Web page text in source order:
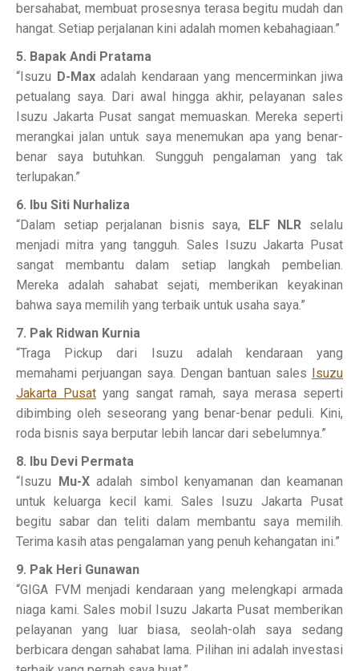
bersahabat, membuat prosesnya terasa begitu mudah dan
hangat. Setiap perjalanan kini adalah momen kebahagiaan.”
5. Bapak Andi Pratama
“Isuzu D-Maxadalah kendaraan yang mencerminkan jiwa
petualang saya. Dari awal hingga akhir, pelayanan sales
Isuzu Jakarta Pusat sangat memuaskan. Mereka seperti
merangkai jalan untuk saya menemukan apa yang benar-
benar saya butuhkan. Sungguh pengalaman yang tak
terlupakan.”
6. Ibu Siti Nurhaliza
“Dalam setiap perjalanan bisnis saya, ELF NLR selalu
menjadi mitra yang tangguh. Sales Isuzu Jakarta Pusat
sangat membantu dalam setiap langkah pembelian.
Mereka adalah sahabat sejati, memberikan keyakinan
bahwa saya memilih yang terbaik untuk usaha saya.”
7. Pak Ridwan Kurnia
“Traga Pickup dari Isuzu adalah kendaraan yang
memahami perjuangan saya. Dengan bantuan sales Isuzu
Jakarta Pusat yang sangat ramah, saya merasa seperti
dibimbing oleh seseorang yang benar-benar peduli. Kini,
roda bisnis saya berputar lebih lancar dari sebelumnya.”
8. Ibu Devi Permata
“Isuzu Mu-Xadalah simbol kenyamanan dan keamanan
untuk keluarga kecil kami. Sales Isuzu Jakarta Pusat
begitu sabar dan teliti dalam membantu saya memilih.
Terima kasih atas pengalaman yang penuh kehangatan ini.”
9. Pak Heri Gunawan
“GIGA FVM menjadi kendaraan yang melengkapi armada
niaga kami. Sales mobil Isuzu Jakarta Pusat memberikan
pelayanan yang luar biasa, seolah-olah saya sedang
berbicara dengan sahabat lama. Pilihan ini adalah investasi